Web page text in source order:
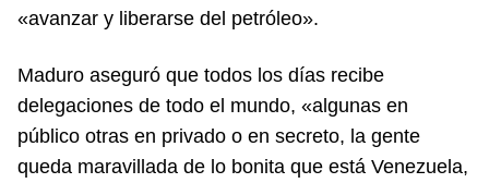
«avanzar y liberarse del petróleo».
Maduro aseguró que todos los días recibe
delegaciones de todo el mundo, «algunas en
público otras en privado o en secreto, la gente
queda maravillada de lo bonita que está Venezuela,